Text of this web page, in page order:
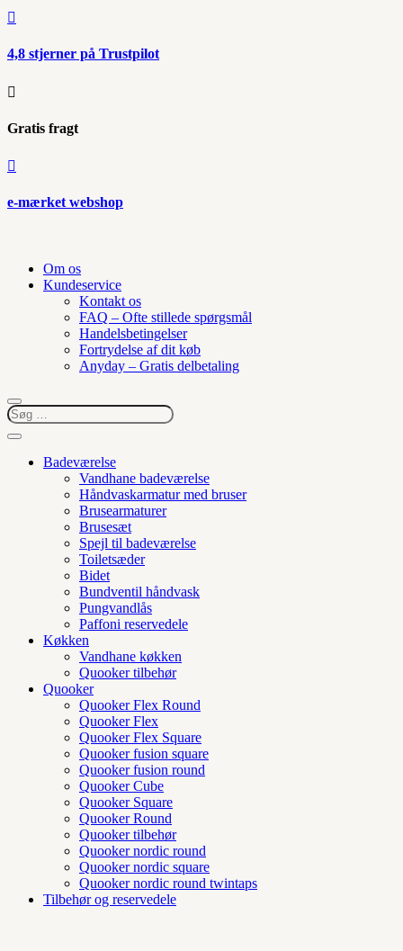

4,8 stjerner på Trustpilot

Gratis fragt

e-mærket webshop
Om os
Kundeservice
Kontakt os
FAQ – Ofte stillede spørgsmål
Handelsbetingelser
Fortrydelse af dit køb
Anyday – Gratis delbetaling
Badeværelse
Vandhane badeværelse
Håndvaskarmatur med bruser
Brusearmaturer
Brusesæt
Spejl til badeværelse
Toiletsæder
Bidet
Bundventil håndvask
Pungvandlås
Paffoni reservedele
Køkken
Vandhane køkken
Quooker tilbehør
Quooker
Quooker Flex Round
Quooker Flex
Quooker Flex Square
Quooker fusion square
Quooker fusion round
Quooker Cube
Quooker Square
Quooker Round
Quooker tilbehør
Quooker nordic round
Quooker nordic square
Quooker nordic round twintaps
Tilbehør og reservedele